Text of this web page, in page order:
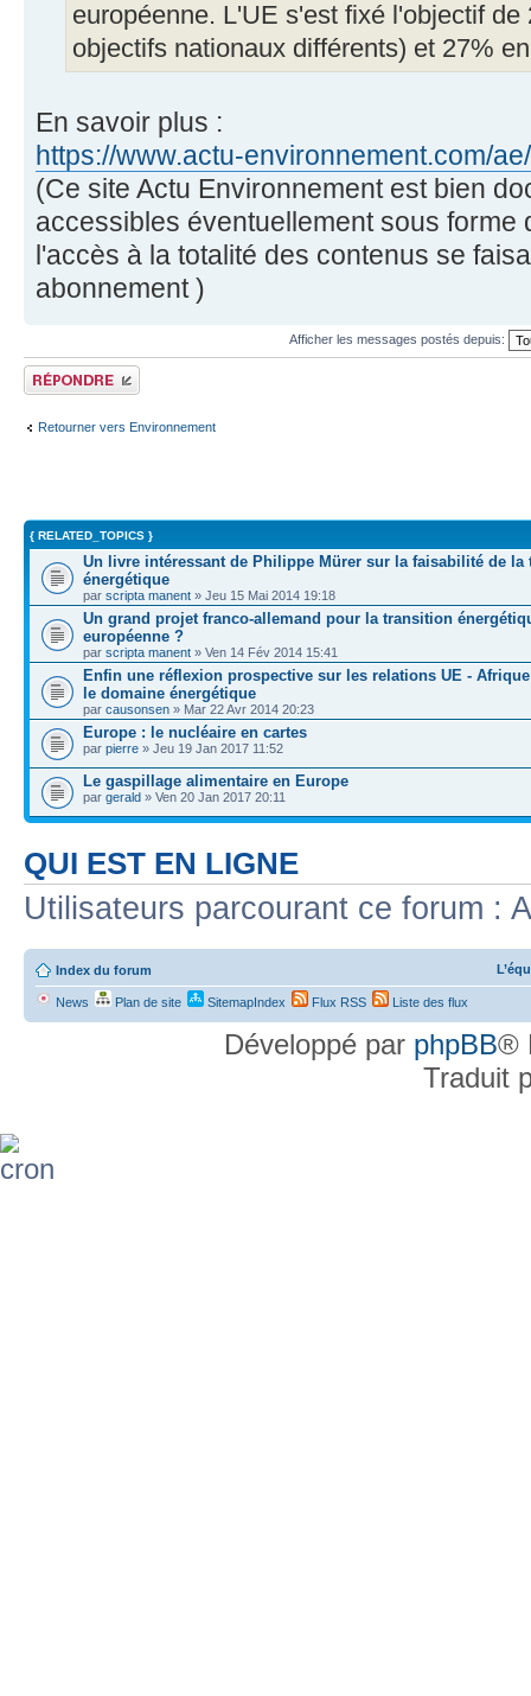
européenne. L'UE s'est fixé l'objectif
objectifs nationaux différents) et 27%
En savoir plus :
https://www.actu-environnement.com/
(Ce site Actu Environnement est bien
accessibles éventuellement sous forme
l'accès à la totalité des contenus se
abonnement )
Afficher les messages postés depuis:
Répondre
Retourner vers Environnement
{ RELATED_TOPICS }
Un livre intéressant de Philippe Mürer sur la faisabilité de la
énergétique
par scripta manent » Jeu 15 Mai 2014 19:18
Un grand projet franco-allemand pour la transition
européenne ?
par scripta manent » Ven 14 Fév 2014 15:41
Enfin une réflexion prospective sur les relations UE -
le domaine énergétique
par causonsen » Mar 22 Avr 2014 20:23
Europe : le nucléaire en cartes
par pierre » Jeu 19 Jan 2017 11:52
Le gaspillage alimentaire en Europe
par gerald » Ven 20 Jan 2017 20:11
QUI EST EN LIGNE
Utilisateurs parcourant ce forum :
Index du forum
News Plan de site SitemapIndex Flux RSS Liste des flux
Développé par phpBB®
Traduit